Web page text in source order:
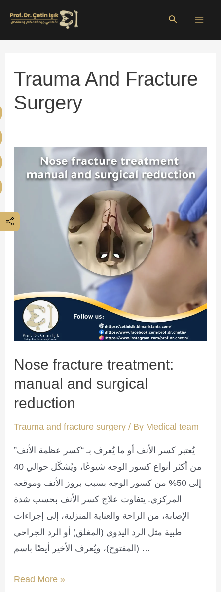
content
Search
Trauma And Fracture
Surgery
Nose fracture treatment:
manual and surgical
reduction
Trauma and fracture surgery / By Medical team
يُعتبر كسر الأنف أو ما يُعرف بـ “كسر عظمة الأنف”
من أكثر أنواع كسور الوجه شيوعًا، ويُشكّل حوالي 40
إلى 50% من كسور الوجه بسبب بروز الأنف وموقعه
المركزي. يتفاوت علاج كسر الأنف بحسب شدة
الإصابة، من الراحة والعناية المنزلية، إلى إجراءات
طبية مثل الرد اليدوي (المغلق) أو الرد الجراحي
(المفتوح)، ويُعرف الأخير أيضًا باسم …
Nose
Read More »